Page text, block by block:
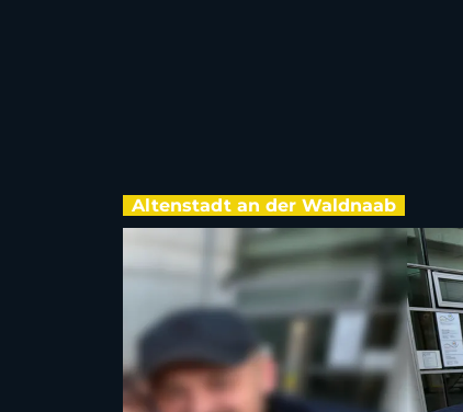
Altenstadt an der Waldnaab